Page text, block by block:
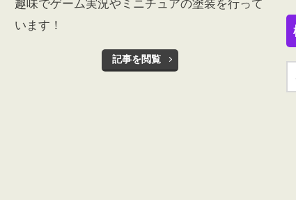
趣味でゲーム実況やミニチュアの塗装を行って
います！
記事を閲覧